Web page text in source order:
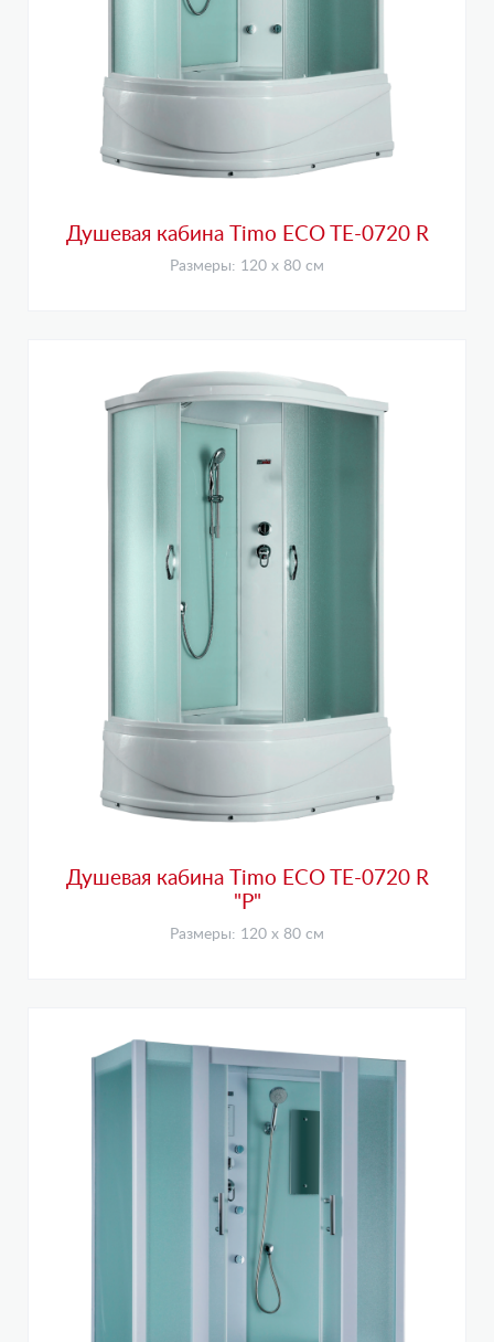
Душевая кабина Timo ECO TE-0720 R
Размеры: 120 х 80 см
Душевая кабина Timo ECO TE-0720 R
"P"
Размеры: 120 х 80 см